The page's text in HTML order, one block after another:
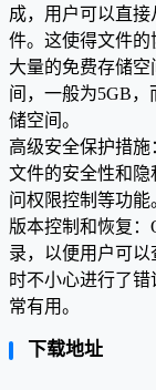
成，用户可以直
件。这使得文件的
大量的免费存储
间，一般为5GB，
储空间。
高级安全保护措施
文件的安全性和
问权限控制等功能
版本控制和恢复：
录，以便用户可
时不小心进行了
常有用。
下载地址